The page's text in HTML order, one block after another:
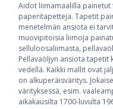
Aidot liimamaalilla
paperitapetteja. Tapetit
menetelmän ansiota ei
muovipitoisia liimoja
selluloosaliimasta,
Pellavaöljyn ansiota tapetit
vedellä. Kaikki mallit ovat
on alkuperäisväritys.
värityksessä, esim.
aikakausilta 1700-luvulta